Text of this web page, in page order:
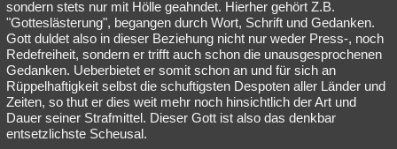
sondern stets nur mit Hölle geahndet. Hierher gehört Z.B.
"Gotteslästerung", begangen durch Wort, Schrift und Gedanken.
Gott duldet also in dieser Beziehung nicht nur weder Press-, noch
Redefreiheit, sondern er trifft auch schon die unausgesprochenen
Gedanken. Ueberbietet er somit schon an und für sich an
Rüppelhaftigkeit selbst die schuftigsten Despoten aller Länder und
Zeiten, so thut er dies weit mehr noch hinsichtlich der Art und
Dauer seiner Strafmittel. Dieser Gott ist also das denkbar
entsetzlichste Scheusal.